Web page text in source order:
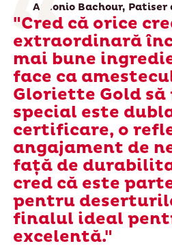
Antonio Bachour, Patiser
"Cred că orice
extraordinară
mai bune
face ca
Gloriette Gold să
special este
certificare, o
angajament de
față de
cred că este
pentru
finalul ideal
excelentă."